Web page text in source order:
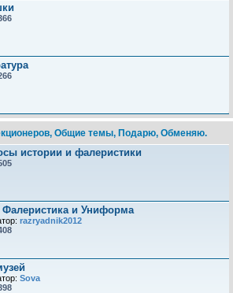
Общие темы, Подарю, Обменяю.
истории и фалеристики
Фалеристика и Униформа
razryadnik2012
Sova